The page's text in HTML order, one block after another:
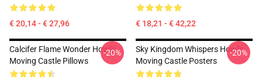
€ 20,14 - € 27,96 € 18,21 - € 42,22
Calcifer Flame Wonder Howl's
Moving Castle Pillows
-20%
Sky Kingdom Whispers Howl's
Moving Castle Posters
-20%